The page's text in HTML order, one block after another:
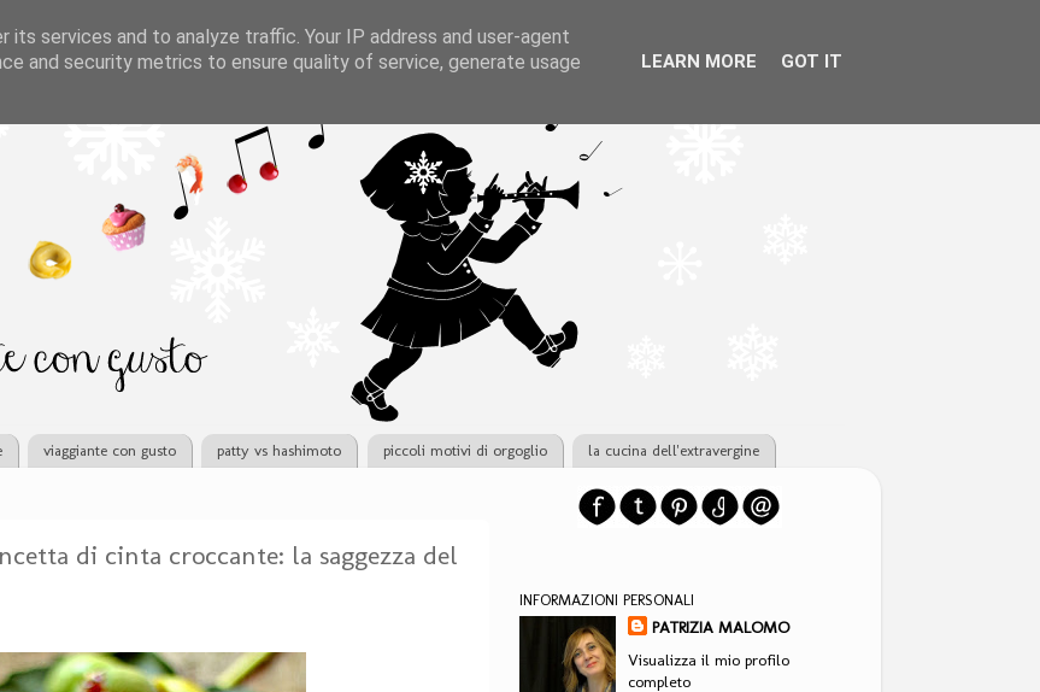
viaggiante con gusto patty vs hashimoto piccoli motivi di orgoglio la cucina dell'extravergine
di cinta croccante: la saggezza del
INFORMAZIONI PERSONALI
PATRIZIA MALOMO
Visualizza il mio profilo
completo
services and to analyze traffic. Your IP address and user-agent
and security metrics to ensure quality of service, generate usage
LEARN MORE GOT IT